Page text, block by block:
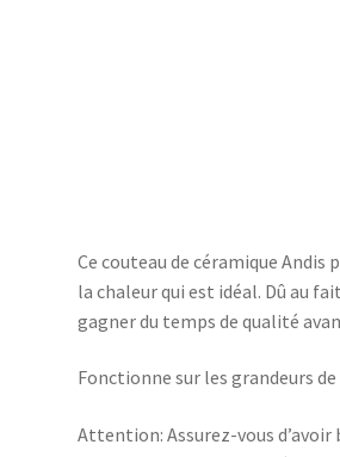
Ce couteau de céramique
la chaleur qui est idéal. Dû au
gagner du temps de qualité
Fonctionne sur les grandeurs
Attention: Assurez-vous d’avoir